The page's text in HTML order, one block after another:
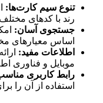
تنوع سیم کارت‌ها:
رند با کدهای مختلف ۰۹۱۲ و سایر اپراتورها.
جستجوی آسان:
اساس معیارهای
اطلاعات مفید:
موبایل و فناوری
رابط کاربری
استفاده از آن را